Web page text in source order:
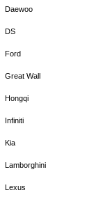
Daewoo
DS
Ford
Great Wall
Hongqi
Infiniti
Kia
Lamborghini
Lexus